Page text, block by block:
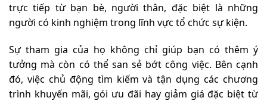
trực tiếp từ bạn bè, người thân, đặc biệt là những
người có kinh nghiệm trong lĩnh vực tổ chức sự kiện.
Sự tham gia của họ không chỉ giúp bạn có thêm ý
tưởng mà còn có thể san sẻ bớt công việc. Bên cạnh
đó, việc chủ động tìm kiếm và tận dụng các chương
trình khuyến mãi, gói ưu đãi hay giảm giá đặc biệt từ